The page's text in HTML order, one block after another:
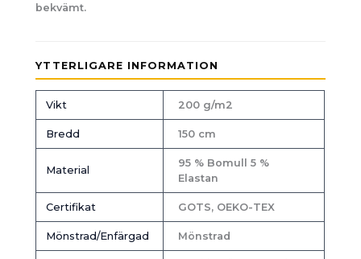
bekvämt.
YTTERLIGARE INFORMATION
Vikt 200 g/m2
Bredd 150 cm
Material
95 % Bomull 5 %
Elastan
Certifikat GOTS, OEKO-TEX
Mönstrad/Enfärgad Mönstrad